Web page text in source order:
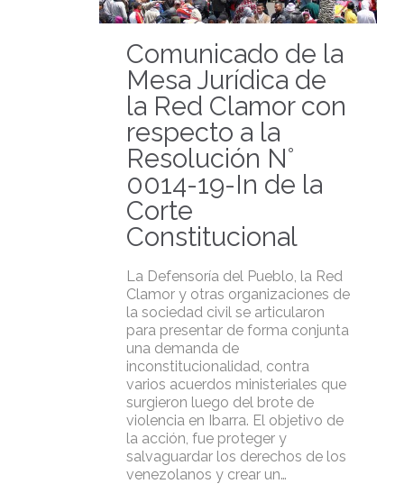
Comunicado de la
Mesa Jurídica de
la Red Clamor con
respecto a la
Resolución N°
0014-19-In de la
Corte
Constitucional
La Defensoría del Pueblo, la Red
Clamor y otras organizaciones de
la sociedad civil se articularon
para presentar de forma conjunta
una demanda de
inconstitucionalidad, contra
varios acuerdos ministeriales que
surgieron luego del brote de
violencia en Ibarra. El objetivo de
la acción, fue proteger y
salvaguardar los derechos de los
venezolanos y crear un…